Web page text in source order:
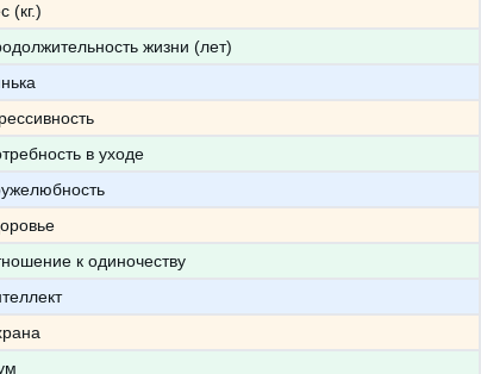
(кг.)
жизни (лет)
в уходе
к одиночеству